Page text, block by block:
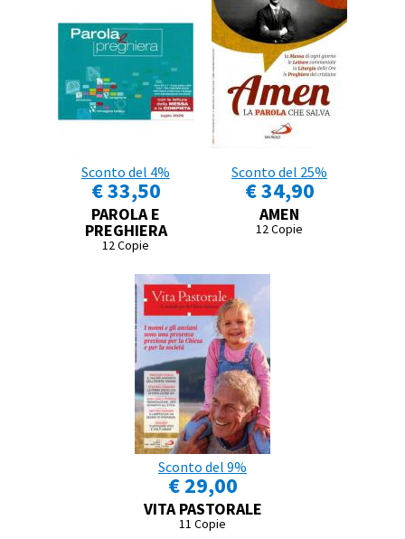
Sconto del 4%
€ 33,50
PAROLA E
PREGHIERA
12 Copie
Sconto del 25%
€ 34,90
AMEN
12 Copie
Sconto del 9%
€ 29,00
VITA PASTORALE
11 Copie